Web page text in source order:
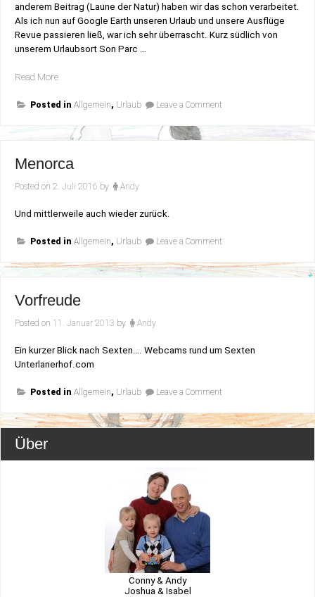
anderem Beitrag (Laune der Natur) haben wir das schon verarbeitet.
Als ich nun auf Google Earth unseren Urlaub und unsere Ausflüge
Revue passieren ließ, war ich sehr überrascht. Kurz südlich von
unserem Urlaubsort Son Parc …
Read More„40°
Posted in Allgemein, Urlaub Leave a Comment
Menorca
Posted on 2. Juli 2016 by Andy
Und mittlerweile auch wieder zurück.
Posted in Allgemein, Urlaub Leave a Comment
Vorfreude
Posted on 11. Januar 2013 by Andy
Ein kurzer Blick nach Sexten…. Webcams rund um Sexten
Unterlanerhof.com
Posted in Allgemein, Urlaub Leave a Comment
Über
Conny & Andy
Joshua & Isabel